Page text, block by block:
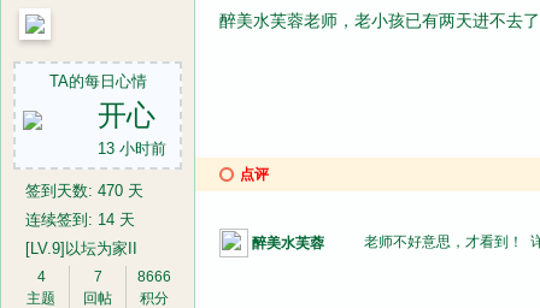
TA的每日心情
开心
13 小时前
签到天数: 470 天
连续签到: 14 天
[LV.9]以坛为家II
4
主题
7
回帖
8666
积分
醉美水芙蓉老师，老小孩已有两天进不去
点评
醉美水芙蓉 老师不好意思，才看到！